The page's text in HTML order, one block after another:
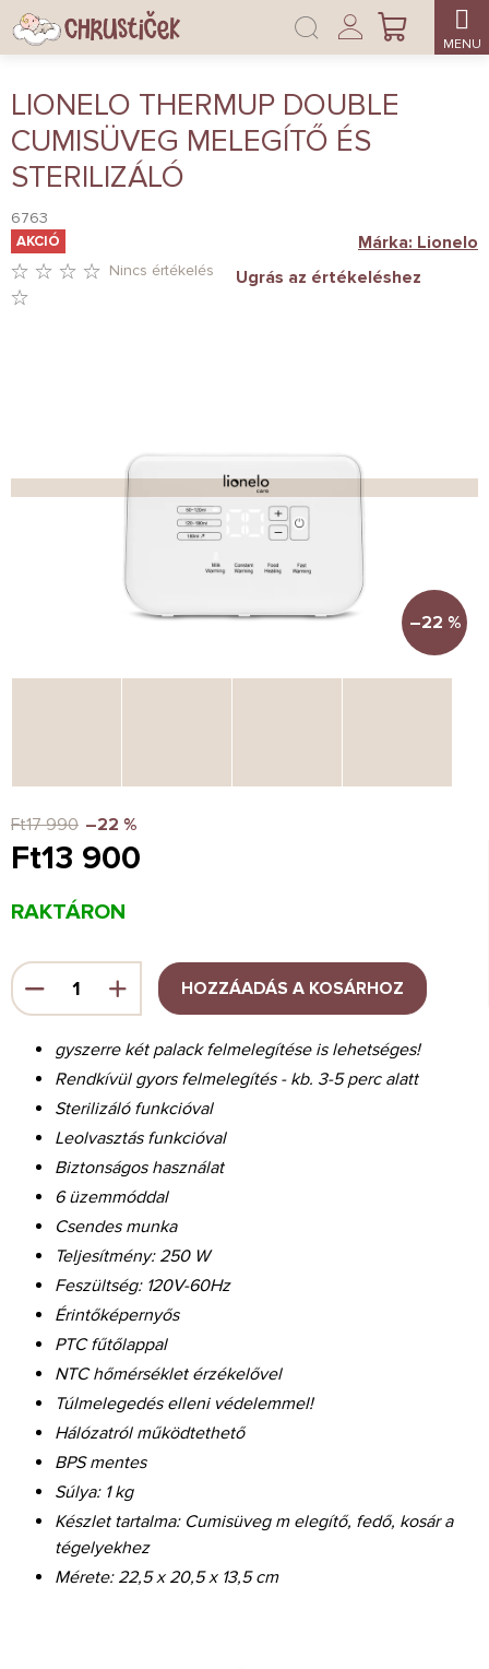
Ugrás
fő
KOSÁR
Bejelentkezés
LIONELO THERMUP DOUBLE
CUMISÜVEG MELEGÍTŐ ÉS
STERILIZÁLÓ
6763
AKCIÓ
CSILLAG.
Nincs értékelés Ugrás az értékeléshez
Márka: Lionelo
–22 %
Ft17 990 –22 %
Ft13 900
Egységár:
RAKTÁRON
HOZZÁADÁS A KOSÁRHOZ
gyszerre két palack felmelegítése is lehetséges!
Rendkívül gyors felmelegítés - kb. 3-5 perc alatt
Sterilizáló funkcióval
Leolvasztás funkcióval
Biztonságos használat
6 üzemmóddal
Csendes munka
Teljesítmény: 250 W
Feszültség: 120V-60Hz
Érintőképernyős
PTC fűtőlappal
NTC hőmérséklet érzékelővel
Túlmelegedés elleni védelemmel!
Hálózatról működtethető
BPS mentes
Súlya: 1 kg
Készlet tartalma: Cumisüveg m elegítő, fedő, kosár a
tégelyekhez
Mérete: 22,5 x 20,5 x 13,5 cm